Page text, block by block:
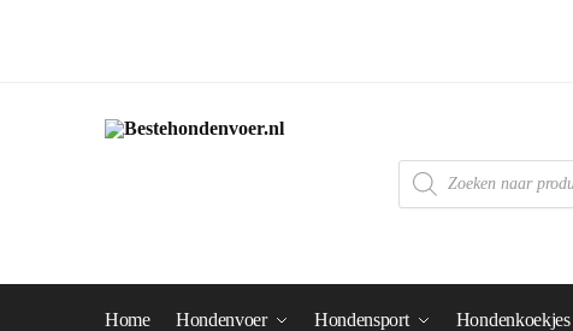
Home Hondenvoer Hondensport Hondenkoekjes